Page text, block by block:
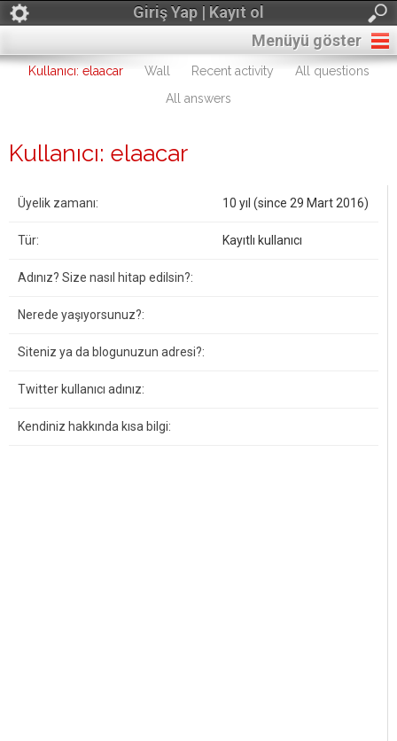
Giriş Yap | Kayıt ol
Menüyü göster
Kullanıcı: elaacar Wall Recent activity
All questions
All answers
Kullanıcı: elaacar
Üyelik zamanı: 10 yıl (since 29 Mart 2016)
Tür: Kayıtlı kullanıcı
Adınız? Size nasıl hitap edilsin?:
Nerede yaşıyorsunuz?:
Siteniz ya da blogunuzun adresi?:
Twitter kullanıcı adınız:
Kendiniz hakkında kısa bilgi: